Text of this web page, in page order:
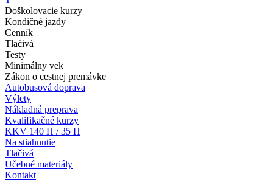
Doškolovacie kurzy
Kondičné jazdy
Cenník
Tlačivá
Testy
Minimálny vek
Zákon o cestnej premávke
Autobusová doprava
Výlety
Nákladná preprava
Kvalifikačné kurzy
KKV 140 H / 35 H
Na stiahnutie
Tlačivá
Učebné materiály
Kontakt